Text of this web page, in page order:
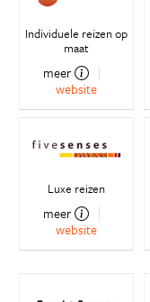
Individuele reizen op
maat
meer
website
Luxe reizen
meer
website